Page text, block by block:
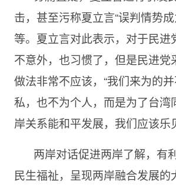
击，甚至污称夏立言“误判情势
等。夏立言对此表示，对于民进
不意外，也习惯了，但是民进党
做法非常不应该，“我们来为的
私，也不为个人，而是为了台湾
岸关系能和平发展，我们应该乐
两岸对话促进两岸了解，有
民生福祉，呈现两岸融合发展的